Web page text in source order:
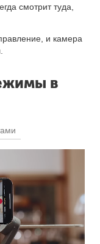
смотрит туда,
и камера
в